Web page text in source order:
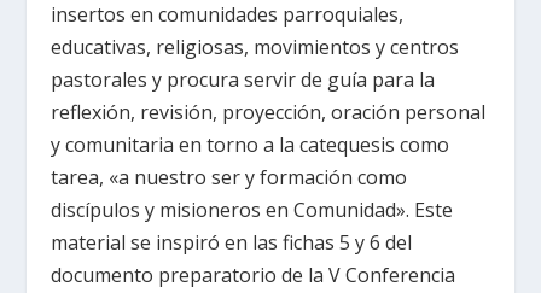
insertos en comunidades parroquiales,
educativas, religiosas, movimientos y centros
pastorales y procura servir de guía para la
reflexión, revisión, proyección, oración personal
y comunitaria en torno a la catequesis como
tarea, «a nuestro ser y formación como
discípulos y misioneros en Comunidad». Este
material se inspiró en las fichas 5 y 6 del
documento preparatorio de la V Conferencia